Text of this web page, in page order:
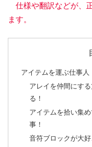
仕様や翻訳などが、
ます。
アイテムを運ぶ仕事
アレイを仲間にす
る！
アイテムを拾い集
事！
音符ブロックが大